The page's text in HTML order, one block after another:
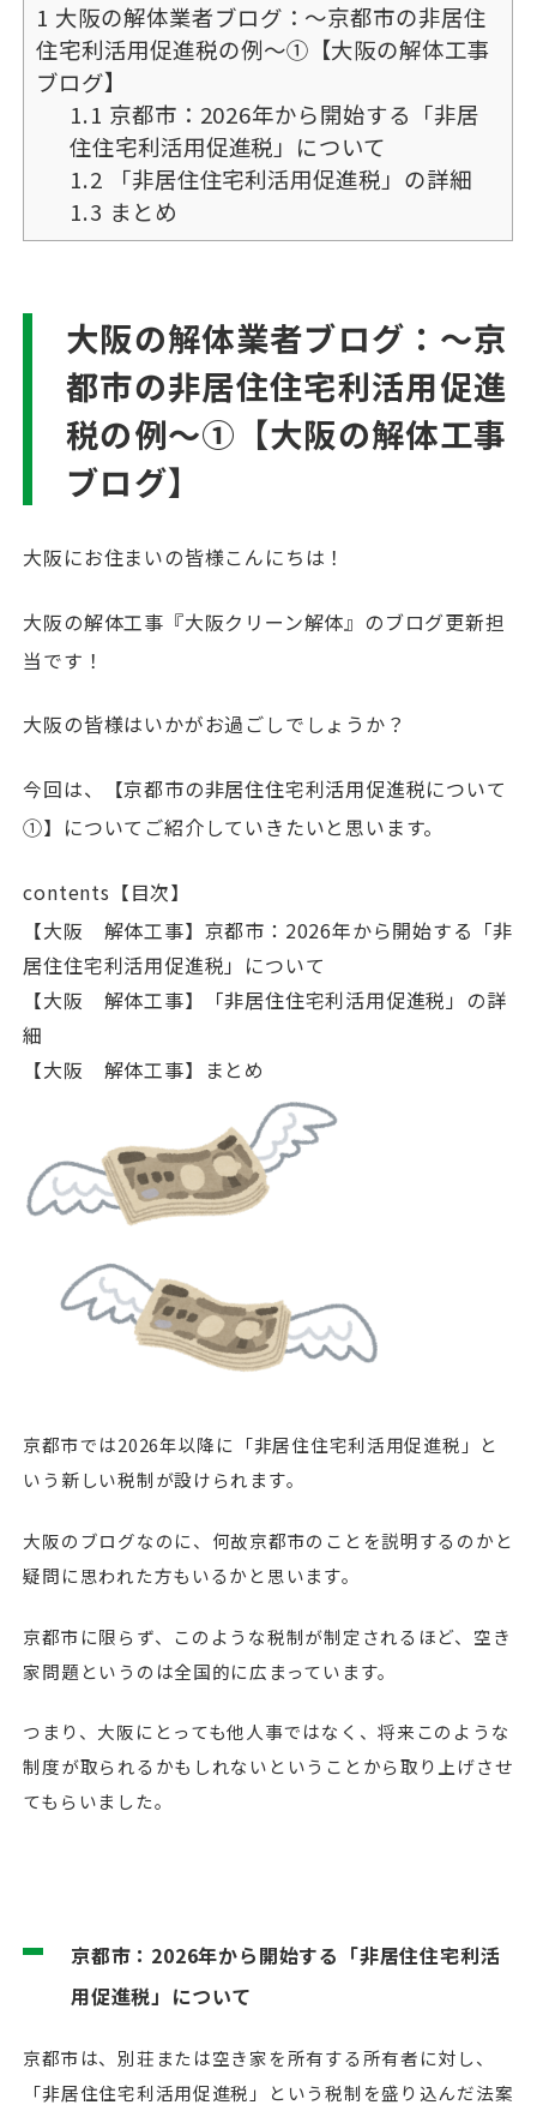
1 大阪の解体業者ブログ：～京都市の非居住
住宅利活用促進税の例～①【大阪の解体工事
ブログ】
1.1 京都市：2026年から開始する「非居
住住宅利活用促進税」について
1.2 「非居住住宅利活用促進税」の詳細
1.3 まとめ
大阪の解体業者ブログ：～京
都市の非居住住宅利活用促進
税の例～①【大阪の解体工事
ブログ】
大阪にお住まいの皆様こんにちは！
大阪の解体工事『大阪クリーン解体』のブログ更新担
当です！
大阪の皆様はいかがお過ごしでしょうか？
今回は、【京都市の非居住住宅利活用促進税について
①】についてご紹介していきたいと思います。
contents【目次】
【大阪 解体工事】京都市：2026年から開始する「非
居住住宅利活用促進税」について
【大阪 解体工事】「非居住住宅利活用促進税」の詳
細
【大阪 解体工事】まとめ
京都市では2026年以降に「非居住住宅利活用促進税」と
いう新しい税制が設けられます。
大阪のブログなのに、何故京都市のことを説明するのかと
疑問に思われた方もいるかと思います。
京都市に限らず、このような税制が制定されるほど、空き
家問題というのは全国的に広まっています。
つまり、大阪にとっても他人事ではなく、将来このような
制度が取られるかもしれないということから取り上げさせ
てもらいました。
京都市：2026年から開始する「非居住住宅利活
用促進税」について
京都市は、別荘または空き家を所有する所有者に対し、
「非居住住宅利活用促進税」という税制を盛り込んだ法案